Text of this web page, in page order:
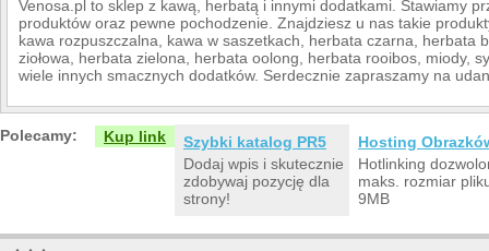
Venosa.pl to sklep z kawą, herbatą i innymi dodatkami. Stawiamy
produktów oraz pewne pochodzenie. Znajdziesz u nas takie
kawa rozpuszczalna, kawa w saszetkach, herbata czarna, herbata
ziołowa, herbata zielona, herbata oolong, herbata rooibos, miody,
wiele innych smacznych dodatków. Serdecznie zapraszamy na
Polecamy: Kup link
Szybki katalog PR5
Dodaj wpis i skutecznie
zdobywaj pozycję dla
strony!
Hosting
Hotlinking
maks. rozmiar
9MB